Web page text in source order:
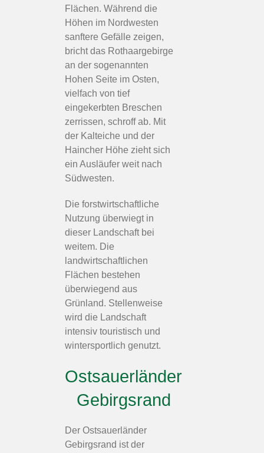
Flächen. Während die
Höhen im Nordwesten
sanftere Gefälle zeigen,
bricht das Rothaargebirge
an der sogenannten
Hohen Seite im Osten,
vielfach von tief
eingekerbten Breschen
zerrissen, schroff ab. Mit
der Kalteiche und der
Haincher Höhe zieht sich
ein Ausläufer weit nach
Südwesten.
Die forstwirtschaftliche
Nutzung überwiegt in
dieser Landschaft bei
weitem. Die
landwirtschaftlichen
Flächen bestehen
überwiegend aus
Grünland. Stellenweise
wird die Landschaft
intensiv touristisch und
wintersportlich genutzt.
Ostsauerländer
Gebirgsrand
Der Ostsauerländer
Gebirgsrand ist der